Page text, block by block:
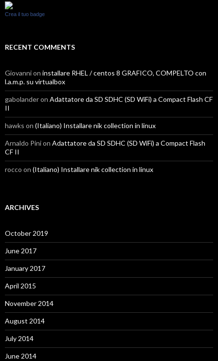
Crea il tuo badge
RECENT COMMENTS
Giovannion installare RHEL / centos 8 GRAFICO, COMPELTO con
l.a.m.p. su virtualbox
gabolanderon Adattatore da SD SDHC (SD WiFi) a Compact Flash CF
II
hawks on (Italiano) Installare nik collection in linux
Arnaldo Pinion Adattatore da SD SDHC (SD WiFi) a Compact Flash
CF II
rocco on (Italiano) Installare nik collection in linux
ARCHIVES
October 2019
June 2017
January 2017
April 2015
November 2014
August 2014
July 2014
June 2014